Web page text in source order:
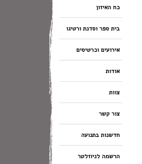
כח האיזון
בית ספר וסדנת ורטיגו
אירועים וכרטיסים
אודות
צוות
צור קשר
חדשנות בתנועה
הרשמה לניוזלטר